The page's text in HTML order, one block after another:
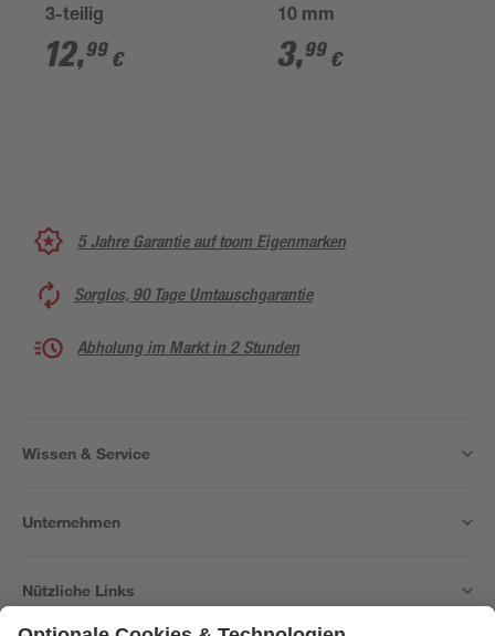
3-teilig
12,99 €
10 mm
3,99 €
5 Jahre Garantie auf toom Eigenmarken
Sorglos, 90 Tage Umtauschgarantie
Abholung im Markt in 2 Stunden
Wissen & Service
Unternehmen
Nützliche Links